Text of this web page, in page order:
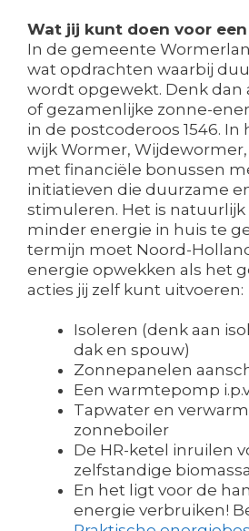
Wat jij kunt doen voor
In de gemeente
wat opdrachten waarbij
wordt opgewekt. Denk dan
of gezamenlijke zonne-
in de postcoderoos 1546.
wijk Wormer, Wijdewormer,
met financiële bonussen
initiatieven die duurzame
stimuleren. Het is natuurlijk
minder energie in huis te
termijn moet Noord-
energie opwekken als het
acties jij zelf kunt uitvoeren:
Isoleren (denk aan
dak en spouw)
Zonnepanelen
Een warmtepomp
Tapwater en
zonneboiler
De HR-ketel inruilen
zelfstandige
En het ligt voor de
energie verbruiken!